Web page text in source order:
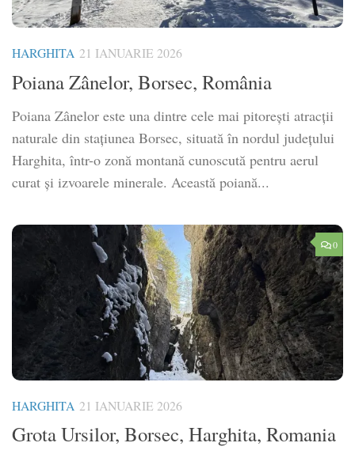
HARGHITA 21 IANUARIE 2026
Poiana Zânelor, Borsec, România
Poiana Zânelor este una dintre cele mai pitorești atracții
naturale din stațiunea Borsec, situată în nordul județului
Harghita, într-o zonă montană cunoscută pentru aerul
curat și izvoarele minerale. Această poiană...
0
HARGHITA 21 IANUARIE 2026
Grota Ursilor, Borsec, Harghita, Romania